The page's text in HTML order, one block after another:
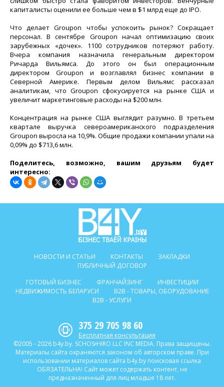
капиталисты оценили ее больше чем в $1 млрд еще до IPO.
Что делает Groupon чтобы успокоить рынок? Сокращает
персонал. В сентябре Groupon начал оптимизацию своих
зарубежных «дочек». 1100 сотрудников потеряют работу.
Вчера компания назначила генеральным директором
Ричарда Вильямса. До этого он был операционным
директором Groupon и возглавлял бизнес компании в
Северной Америке. Первым делом Вильямс рассказал
аналитикам, что Groupon сфокусируется на рынке США и
увеличит маркетинговые расходы на $200 млн.
Концентрация на рынке США выглядит разумно. В третьем
квартале выручка североамериканского подразделения
Groupon выросла на 10,9%. Общие продажи компании упали на
0,09% до $713,6 млн.
Поделитесь, возможно, вашим друзьям будет
интересно:
НОВОСТИ И СТАТЬИ КОНТАКТЫ
ЗАКЛАДКИ
ПУБЛИЧНЫЙ ДОГОВОР
ГОТОВЫЙ БИЗНЕС
ФРАНЧАЙЗИНГ
ИНВЕСТИЦИИ
НЕДВИЖИМОСТЬ БЕЛАРУСИ
B2B - ТОВАРЫ, ОБОРУДОВАНИЕ
B2B - УСЛУГИ
375 29 705 98 60
Бесплатная консультация
©2005 - 2026 b4y.by. SCHOSᶳHIRO LLC INC MEDIA. Права защищены.
Материалы сайта охраняются законом об авторском праве. При
использовании материалов сайта b4y.by поисковая ссылка
ОБЯЗАТЕЛЬНА! Сайт может содержать контент, не
предназначенный для лиц младше 18 лет.